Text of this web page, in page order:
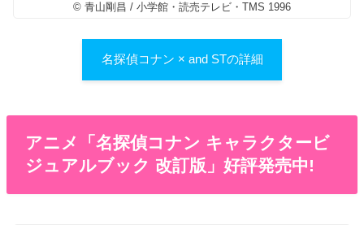
© 青山剛昌 / 小学館・読売テレビ・TMS 1996
名探偵コナン × and STの詳細
アニメ「名探偵コナン キャラクタービ
ジュアルブック 改訂版」好評発売中!